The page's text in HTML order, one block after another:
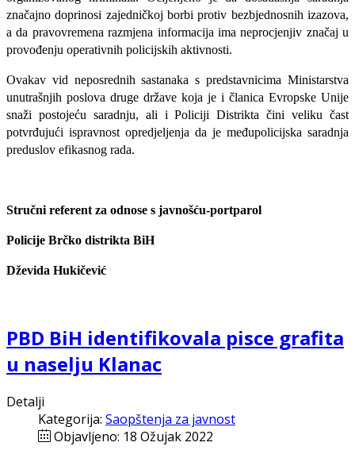
značajno doprinosi zajedničkoj borbi protiv bezbjednosnih izazova,
a da pravovremena razmjena informacija ima neprocjenjiv značaj u
provođenju operativnih policijskih aktivnosti.
Ovakav vid neposrednih sastanaka s predstavnicima Ministarstva
unutrašnjih poslova druge države koja je i članica Evropske Unije
snaži postojeću saradnju, ali i Policiji Distrikta čini veliku čast
potvrđujući ispravnost opredjeljenja da je međupolicijska saradnja
preduslov efikasnog rada.
Stručni referent za odnose s javnošću-portparol
Policije Brčko distrikta BiH
Dževida Hukičević
PBD BiH identifikovala pisce grafita
u naselju Klanac
Detalji
Kategorija: Saopštenja za javnost
Objavljeno: 18 Ožujak 2022